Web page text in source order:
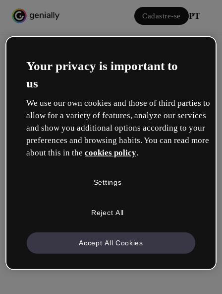
Cadastre-se PT
Iniciar sessão
Inicie sessão com o Google
Mantenha-me conectado Esqueceu sua senha?
Your privacy is important to
us
We use our own cookies and those of third parties to
allow for a variety of features, analyze our services
and show you additional options according to your
preferences and browsing habits. You can read more
about this in the cookies policy.
Settings
Reject All
Accept All Cookies